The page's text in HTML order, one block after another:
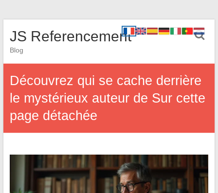
JS Referencement
Blog
Découvrez qui se cache derrière
le mystérieux auteur de Sur cette
page détachée